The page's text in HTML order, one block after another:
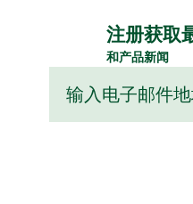
注册获取
和产品新闻